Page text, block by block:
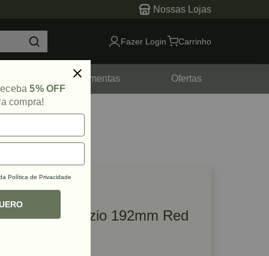
Nossas Lojas
Fazer Login Carrinho
Ferramentas Ofertas
76037
Trapezio 192mm Red
5% OFF
compra!
Política de Privacidade